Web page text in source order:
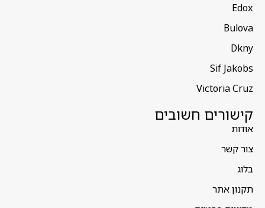
Edox
Bulova
Dkny
Sif Jakobs
Victoria Cruz
קישורים חשובים
אודות
צור קשר
בלוג
תקנון אתר